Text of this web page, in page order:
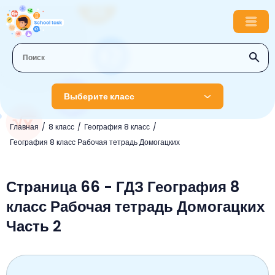
Выберите класс
Главная 8 класс
География 8 класс
География 8 класс Рабочая тетрадь Домогацких
1 класс
Русский язык
Литературное чтение
Математика
Математика
Английский язык
Литературное чтение
3 класс
Музыка
4 класс
Страница 66 - ГДЗ География 8
класс Рабочая тетрадь Домогацких
Часть 2